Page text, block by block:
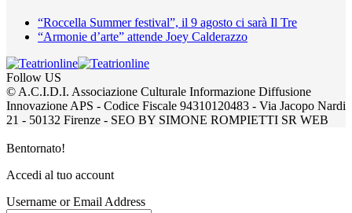
“Roccella Summer festival”, il 9 agosto ci sarà Il Tre
“Armonie d’arte” attende Joey Calderazzo
Follow US
© A.C.I.D.I. Associazione Culturale Informazione Diffusione
Innovazione APS - Codice Fiscale 94310120483 - Via Jacopo Nardi
21 - 50132 Firenze - SEO BY SIMONE ROMPIETTI SR WEB
Bentornato!
Accedi al tuo account
Username or Email Address